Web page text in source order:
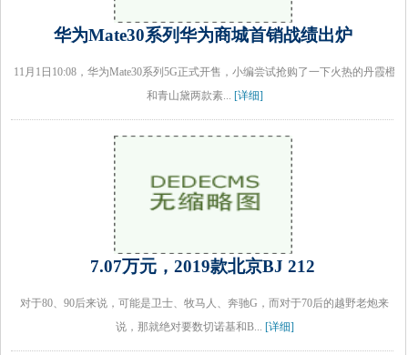
华为Mate30系列华为商城首销战绩出炉
11月1日10:08，华为Mate30系列5G正式开售，小编尝试抢购了一下火热的丹霞橙
和青山黛两款素... [详细]
7.07万元，2019款北京BJ 212
对于80、90后来说，可能是卫士、牧马人、奔驰G，而对于70后的越野老炮来
说，那就绝对要数切诺基和B... [详细]